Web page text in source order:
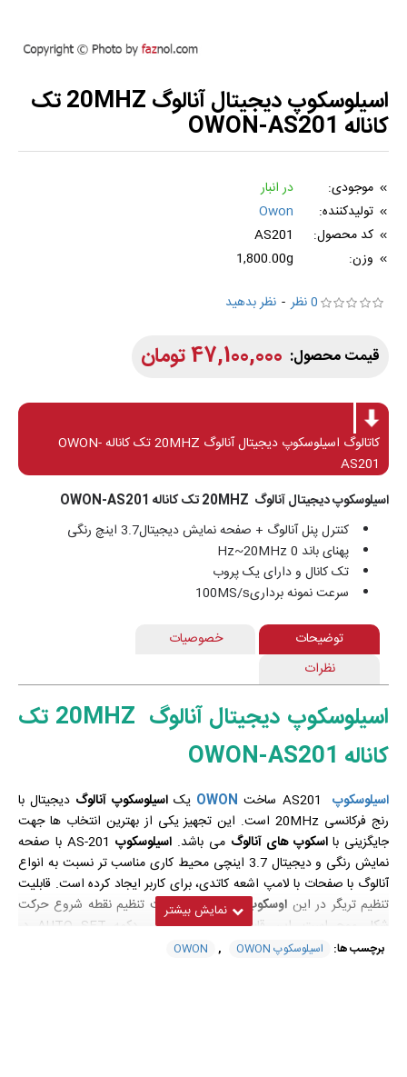
اسیلوسکوپ دیجیتال آنالوگ 20MHZ تک
کاناله OWON-AS201
موجودی:
در انبار
تولیدکننده:
Owon
کد محصول:
AS201
وزن:
1,800.00g
0 نظر
- نظر بدهید
47,100,000 تومان
اسیلوسکوپ دیجیتال آنالوگ 20MHZ تک کاناله OWON-AS201
کنترل پنل آنالوگ + صفحه نمایش دیجیتال3.7 اینچ رنگی
پهنای باند 0 Hz~20MHz
تک کانال و دارای یک پروب
سرعت نمونه برداری100MS/s
کاتالوگ اسیلوسکوپ دیجیتال آنالوگ 20MHZ تک کاناله OWON-
AS201
توضیحات
خصوصیات
نظرات
اسیلوسکوپ دیجیتال آنالوگ 20MHZ تک
کاناله OWON-AS201
اسیلوسکوپAS201 ساخت OWON یکاسیلوسکوپ آنالوگ دیجیتال با
رنج فرکانسی 20MHz است. این تجهیز
یکی از بهترین انتخاب ها جهت
جایگزینی با اسکوپ های آنالوگ می باشد. اسیلوسکوپ
AS-201 با صفحه
نمایش رنگی و دیجیتال 3.7 اینچی محیط کاری مناسب تر نسبت به انواع
آنالوگ با صفحات با لامپ اشعه کاتدی، برای کاربر ایجاد کرده است. قابلیت
تنظیم تریگر در این اوسکوپ امکان خوبی جهت تنظیم نقطه شروع حرکت
شکل موج است. این قابلیت کاربری همچون دکمه AUTO SET در
اسیلوسکوپ های تمام دیجیتال، دارد. برای آشنایی بیشتر با انواع برچسب ها: اسیلوسکوپ OWON ,
OWON